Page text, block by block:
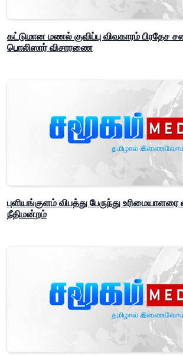
கட்டுமான மணல் குவிப்பு விவகாரம் பிரதேச
பொலிஸார் விசாரணை
புளியங்குளம் விபத்து பேருந்து உரிமையாளரை
நீதிமன்றம்